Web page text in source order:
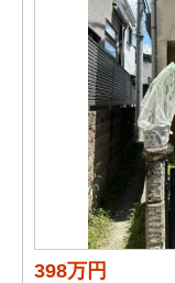
398万円